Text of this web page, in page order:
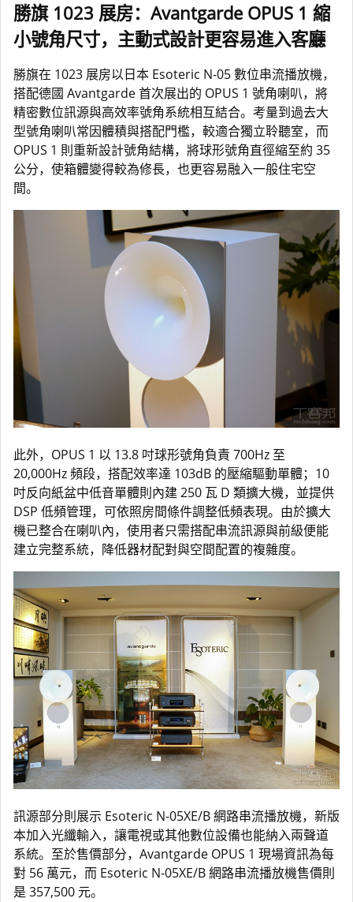
勝旗 1023 展房：Avantgarde OPUS 1 縮
小號角尺寸，主動式設計更容易進入客廳
勝旗在 1023 展房以日本 Esoteric N-05 數位串流播放機，
搭配德國 Avantgarde 首次展出的 OPUS 1 號角喇叭，將
精密數位訊源與高效率號角系統相互結合。考量到過去大
型號角喇叭常因體積與搭配門檻，較適合獨立聆聽室，而
OPUS 1 則重新設計號角結構，將球形號角直徑縮至約 35
公分，使箱體變得較為修長，也更容易融入一般住宅空
間。
此外，OPUS 1 以 13.8 吋球形號角負責 700Hz 至
20,000Hz 頻段，搭配效率達 103dB 的壓縮驅動單體；10
吋反向紙盆中低音單體則內建 250 瓦 D 類擴大機，並提供
DSP 低頻管理，可依照房間條件調整低頻表現。由於擴大
機已整合在喇叭內，使用者只需搭配串流訊源與前級便能
建立完整系統，降低器材配對與空間配置的複雜度。
訊源部分則展示 Esoteric N-05XE/B 網路串流播放機，新版
本加入光纖輸入，讓電視或其他數位設備也能納入兩聲道
系統。至於售價部分，Avantgarde OPUS 1 現場資訊為每
對 56 萬元，而 Esoteric N-05XE/B 網路串流播放機售價則
是 357,500 元。